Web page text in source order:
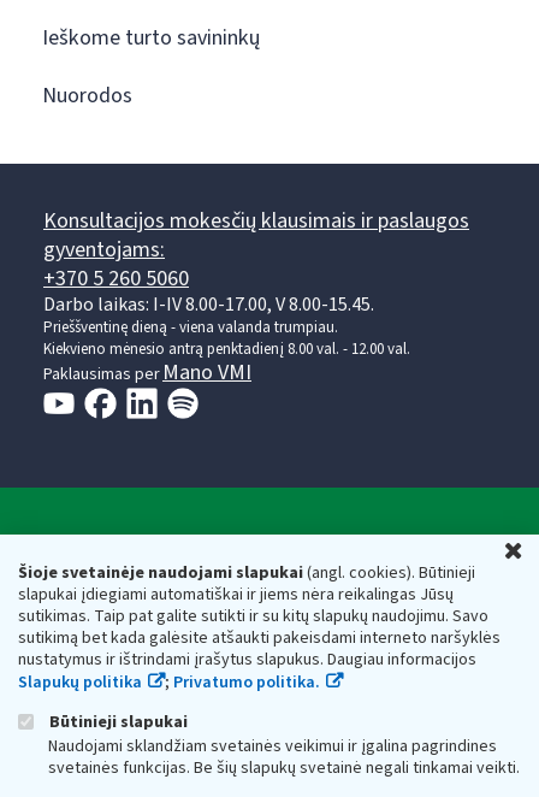
Šioje svetainėje naudojami slapukai(angl. cookies). Būtinieji
slapukai įdiegiami automatiškai ir jiems nėra reikalingas Jūsų
sutikimas. Taip pat galite sutikti ir su kitų slapukų naudojimu. Savo
sutikimą bet kada galėsite atšaukti pakeisdami interneto naršyklės
nustatymus ir ištrindami įrašytus slapukus. Daugiau informacijos
Slapukų politika
; Privatumo politika.
Būtinieji slapukai
Naudojami sklandžiam svetainės veikimui ir įgalina pagrindines
svetainės funkcijas. Be šių slapukų svetainė negali tinkamai veikti.
Ieškome turto savininkų
Nuorodos
Konsultacijos mokesčių klausimais ir paslaugos
gyventojams:
+370 5 260 5060
Darbo laikas: I-IV 8.00-17.00, V 8.00-15.45.
Prieššventinę dieną - viena valanda trumpiau.
Kiekvieno mėnesio antrą penktadienį 8.00 val. - 12.00 val.
Paklausimas per Mano VMI
Respublikos finansų ministerijos
Biudžetinė įstaiga. Juridinio asmens kodas — 188659752,
adresas: Vasario 16-osios g. 14, 01107 Vilnius, Lietuva, el.paštas:
vmi@vmi.lt, E. pristatymo dėžutės adresas 188659752
Duomenys apie Valstybinę mokesčių inspekciją prie Lietuvos
Respublikos finansų ministerijos kaupiami ir saugomi Juridinių